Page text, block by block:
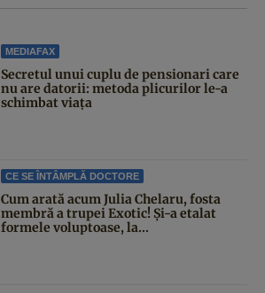
MEDIAFAX
Secretul unui cuplu de pensionari care
nu are datorii: metoda plicurilor le-a
schimbat viața
CE SE ÎNTÂMPLĂ DOCTORE
Cum arată acum Julia Chelaru, fosta
membră a trupei Exotic! Și-a etalat
formele voluptoase, la...